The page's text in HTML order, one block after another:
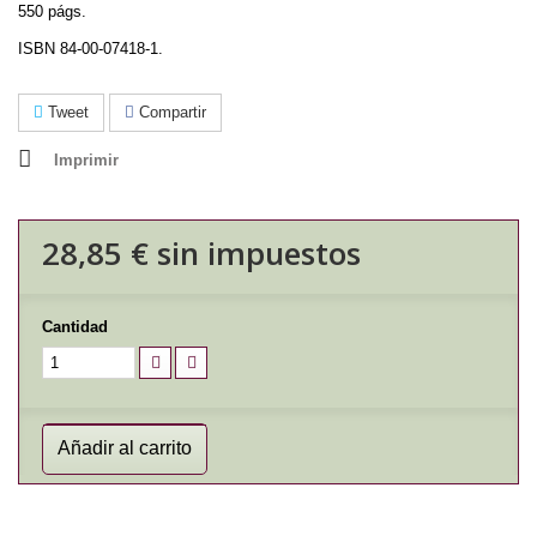
550 págs.
ISBN 84-00-07418-1.
Tweet Compartir
Imprimir
28,85 € sin impuestos
Cantidad
Añadir al carrito